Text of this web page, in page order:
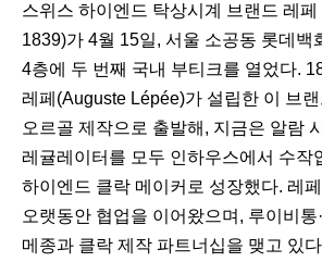
스위스 하이엔드 탁상시계 브랜드 레페
1839)가 4월 15일, 서울 소공동 롯데백
4층에 두 번째 국내 부티크를 열었다.
레페(Auguste Lépée)가 설립한 이 브
오르골 제작으로 출발해, 지금은 알람
레귤레이터를 모두 인하우스에서 수작
하이엔드 클락 메이커로 성장했다. 레
오랫동안 협업을 이어왔으며, 루이비통
메종과 클락 제작 파트너십을 맺고 있